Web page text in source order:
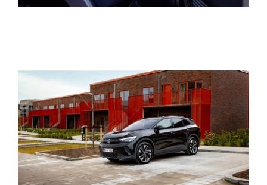
TILBEHØR
RESERVEDELE
NYHEDER
OM OS